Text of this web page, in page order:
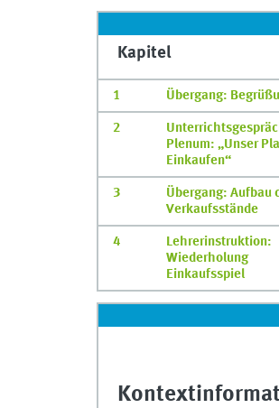
Kapitel
1 Übergang:
2
Plenum: „Unser
Einkaufen“
3
Übergang: Aufbau
Verkaufsstände
4
Lehrerinstruktion:
Wiederholung
Einkaufsspiel